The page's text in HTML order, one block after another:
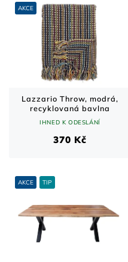
AKCE
Lazzario Throw, modrá,
recyklovaná bavlna
IHNED K ODESLÁNÍ
370 Kč
AKCE TIP